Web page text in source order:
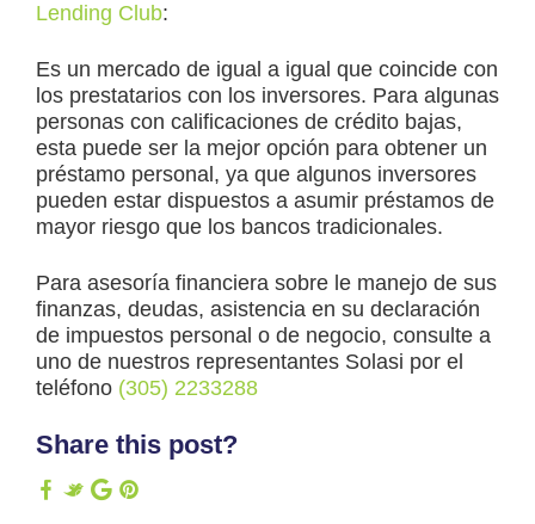
Lending Club:
Es un mercado de igual a igual que coincide con
los prestatarios con los inversores. Para algunas
personas con calificaciones de crédito bajas,
esta puede ser la mejor opción para obtener un
préstamo personal, ya que algunos inversores
pueden estar dispuestos a asumir préstamos de
mayor riesgo que los bancos tradicionales.
Para asesoría financiera sobre le manejo de sus
finanzas, deudas, asistencia en su declaración
de impuestos personal o de negocio, consulte a
uno de nuestros representantes Solasi por el
teléfono (305) 2233288
Share this post?